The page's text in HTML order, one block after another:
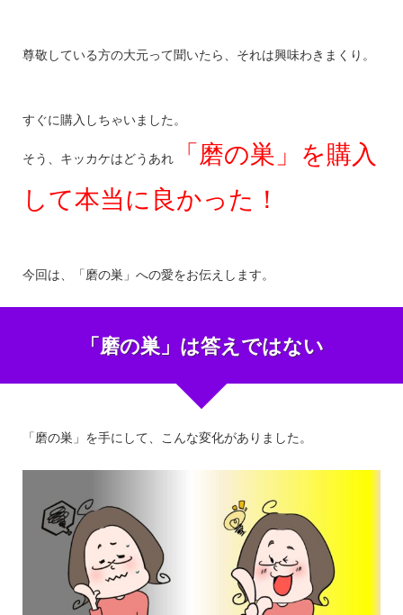
尊敬している方の大元って聞いたら、それは興味わきまくり。
すぐに購入しちゃいました。
そう、キッカケはどうあれ
「磨の巣」を購入
して本当に良かった！
今回は、「磨の巣」への愛をお伝えします。
「磨の巣」は答えではない
「磨の巣」を手にして、こんな変化がありました。